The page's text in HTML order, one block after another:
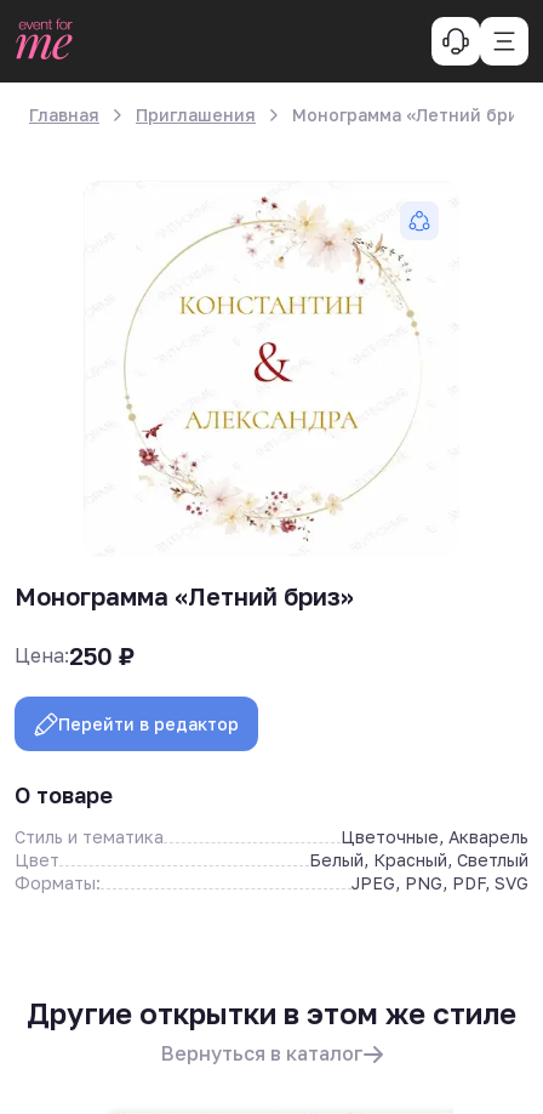
Главная Приглашения Монограмма «Летний бриз»
Монограмма «Летний бриз»
Цена:250 ₽
Перейти в редактор
О товаре
Стиль и тематика
Цветочные, Акварель
Цвет
Белый, Красный, Светлый
Форматы:
JPEG, PNG, PDF, SVG
Другие открытки в этом же стиле
Вернуться в каталог